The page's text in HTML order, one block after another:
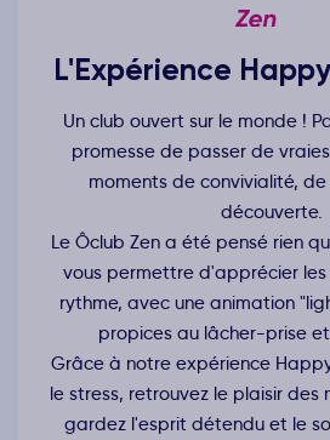
L'Expérience
Un club ouvert sur le monde !
promesse de passer de
moments de convivialité,
découverte.
Le Ôclub Zen a été pensé rien
vous permettre d'apprécier
rythme, avec une animation
propices au lâcher-prise
Grâce à notre expérience
le stress, retrouvez le plaisir des
gardez l'esprit détendu et le